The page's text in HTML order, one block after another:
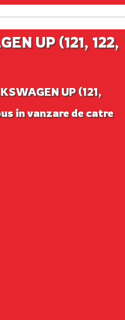
UP (121, 122,
UP (121,
in vanzare de catre